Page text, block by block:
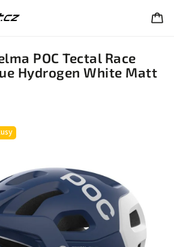
POC Tectal Race
Hydrogen White Matt